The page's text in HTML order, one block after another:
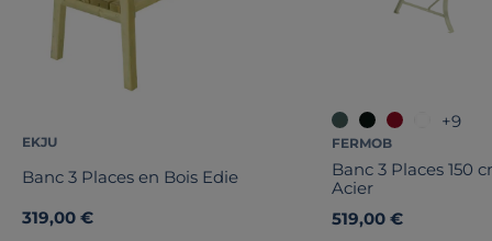
EKJU
Banc 3 Places en Bois Edie
319,00 €
+9
FERMOB
Banc 3 Places 150
Acier
519,00 €